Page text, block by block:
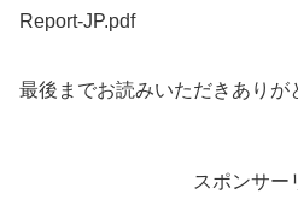
Report-JP.pdf
最後までお読みいただきありが
スポンサー